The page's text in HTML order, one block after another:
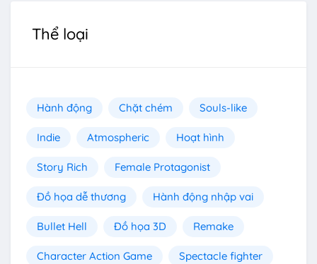
Thể loại
Hành động Chặt chém Souls-like
Indie Atmospheric Hoạt hình
Story Rich Female Protagonist
Đồ họa dễ thương Hành động nhập vai
Bullet Hell Đồ họa 3D Remake
Character Action Game Spectacle fighter